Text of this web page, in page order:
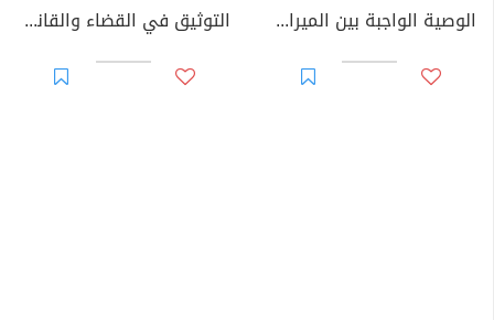
الوصية الواجبة بين الميراث والوصية: دراسة في الطبيعة القانونية والأساس التشريعي وإشكاليات التطبيق التوثيق في القضاء والقانون المغربيين - الأجزاء من 44 إلى 67